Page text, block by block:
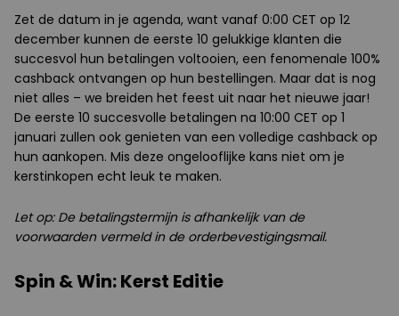
Zet de datum in je agenda, want vanaf 0:00 CET op 12
december kunnen de eerste 10 gelukkige klanten die
succesvol hun betalingen voltooien, een fenomenale 100%
cashback ontvangen op hun bestellingen. Maar dat is nog
niet alles – we breiden het feest uit naar het nieuwe jaar!
De eerste 10 succesvolle betalingen na 10:00 CET op 1
januari zullen ook genieten van een volledige cashback op
hun aankopen. Mis deze ongelooflijke kans niet om je
kerstinkopen echt leuk te maken.
Let op: De betalingstermijn is afhankelijk van de
voorwaarden vermeld in de orderbevestigingsmail.
Spin & Win: Kerst Editie